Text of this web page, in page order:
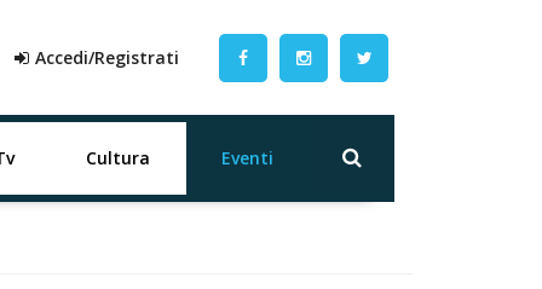
Accedi/Registrati
Cultura Eventi